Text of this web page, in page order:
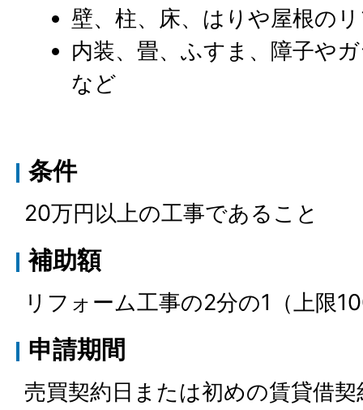
壁、柱、床、はりや屋根の
内装、畳、ふすま、障子や
など
条件
20万円以上の工事であること
補助額
リフォーム工事の2分の1（上限
申請期間
売買契約日または初めの賃貸借